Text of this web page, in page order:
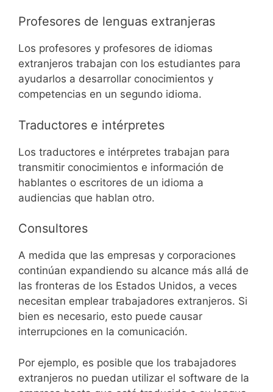
Profesores de lenguas extranjeras
Los profesores y profesores de idiomas
extranjeros trabajan con los estudiantes para
ayudarlos a desarrollar conocimientos y
competencias en un segundo idioma.
Traductores e intérpretes
Los traductores e intérpretes trabajan para
transmitir conocimientos e información de
hablantes o escritores de un idioma a
audiencias que hablan otro.
Consultores
A medida que las empresas y corporaciones
continúan expandiendo su alcance más allá de
las fronteras de los Estados Unidos, a veces
necesitan emplear trabajadores extranjeros. Si
bien es necesario, esto puede causar
interrupciones en la comunicación.
Por ejemplo, es posible que los trabajadores
extranjeros no puedan utilizar el software de la